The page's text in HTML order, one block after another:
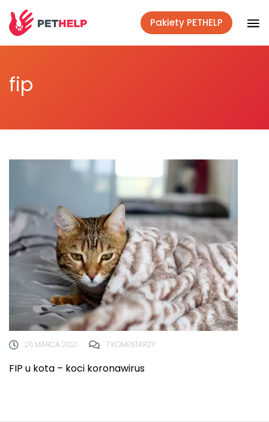
Polecane
Pakiety PETHELP
fip
26 MARCA 2021 7 KOMENTARZY
FIP u kota – koci koronawirus